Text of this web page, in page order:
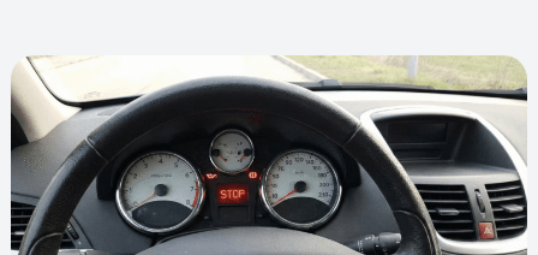
Message
« Pression
huile
insuffisante »
sur
Peugeot